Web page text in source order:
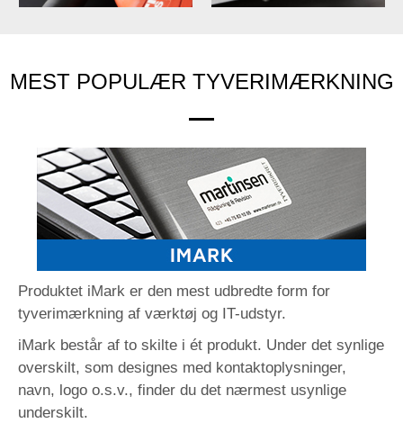
MEST POPULÆR TYVERIMÆRKNING
Produktet iMark er den mest udbredte form for
tyverimærkning af værktøj og IT-udstyr.
iMark består af to skilte i ét produkt. Under det synlige
overskilt, som designes med kontaktoplysninger,
navn, logo o.s.v., finder du det nærmest usynlige
underskilt.